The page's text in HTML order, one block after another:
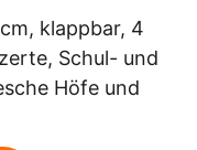
klappbar, 4
Schul- und
Höfe und